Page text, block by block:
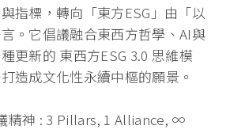
指標，轉向「東方ESG」由「以
。它倡議融合東西方哲學、AI與
更新的 東西方ESG 3.0 思維模
造成文化性永續中樞的願景。
精神 : 3 Pillars, 1 Alliance, ∞